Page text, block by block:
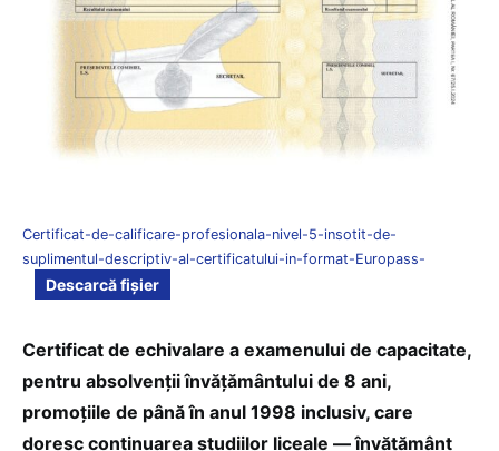
Certificat-de-calificare-profesionala-nivel-5-insotit-de-
suplimentul-descriptiv-al-certificatului-in-format-Europass-
Descarcă fișier
Certificat de echivalare a examenului de capacitate,
pentru absolvenții învățământului de 8 ani,
promoțiile de până în anul 1998 inclusiv, care
doresc continuarea studiilor liceale — învățământ